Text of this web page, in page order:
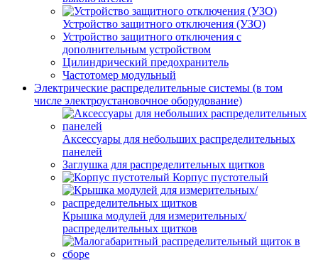
Устройство защитного отключения (УЗО)
Устройство защитного отключения с
дополнительным устройством
Цилиндрический предохранитель
Частотомер модульный
Электрические распределительные системы (в том
числе электроустановочное оборудование)
Аксессуары для небольших распределительных
панелей
Заглушка для распределительных щитков
Корпус пустотелый
Крышка модулей для измерительных/
распределительных щитков